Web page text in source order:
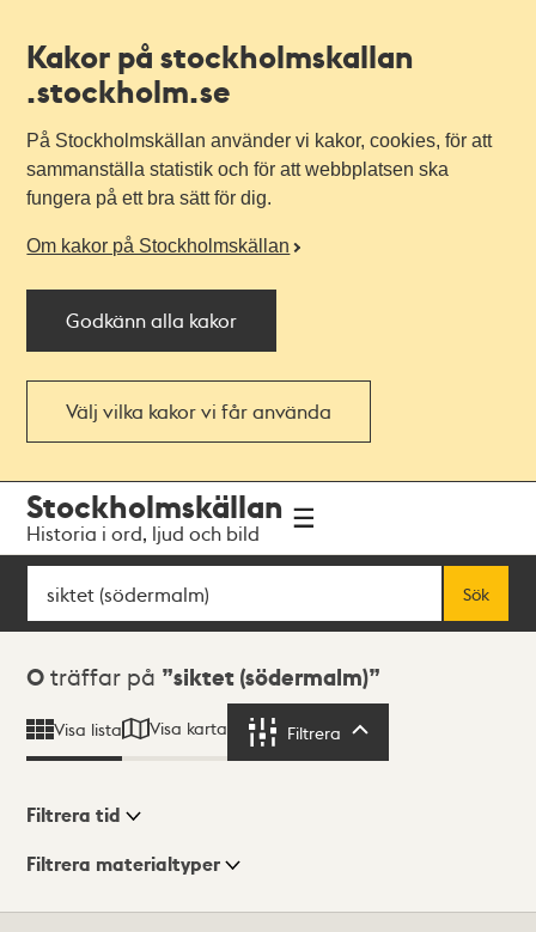
Kakor på stockholmskallan
.stockholm.se
På Stockholmskällan använder vi kakor, cookies, för att
sammanställa statistik och för att webbplatsen ska
fungera på ett bra sätt för dig.
Om kakor på Stockholmskällan
Godkänn alla kakor
Välj vilka kakor vi får använda
navigationen
huvudinnehållet
Stockholmskällan
Historia i ord, ljud och bild
Sök
Sök
Sökresultat
0 träffar på siktet (södermalm)
Visa lista Visa karta Filtrera
Visningsläge
Filtrera tid
Filtrera materialtyper